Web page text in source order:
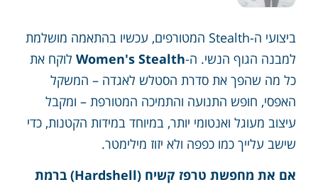
ביצועי ה-Stealth המטורפים, עכשיו בהתאמה מושלמת
למבנה הגוף הנשי. ה-Women's Stealth לוקח את
כל מה שהפך את סדרת הסטלש לאגדה – המשקל
האפסי, חופש התנועה והתמיכה המטורפת – ומקבל
עיצוב מעוגל ואנטומי יותר, במיוחד במידות הקטנות, כדי
שישב עלייך כמו כפפה ולא יזוז מילימטר.
אם את מחפשת טרפז קשיח (Hardshell) ברמת